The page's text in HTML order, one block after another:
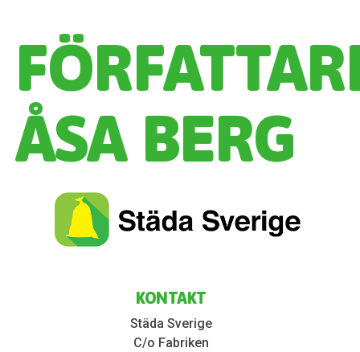
ÅSA BERG
KONTAKT
Städa Sverige
C/o Fabriken